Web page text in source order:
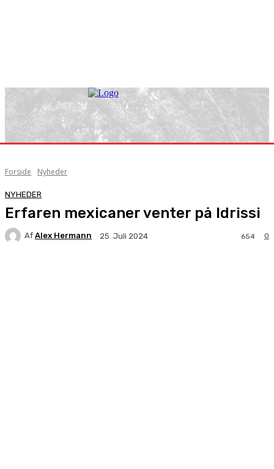
Forside Nyheder
NYHEDER
Erfaren mexicaner venter på Idrissi
Af Alex Hermann 25. Juli 2024 0
654